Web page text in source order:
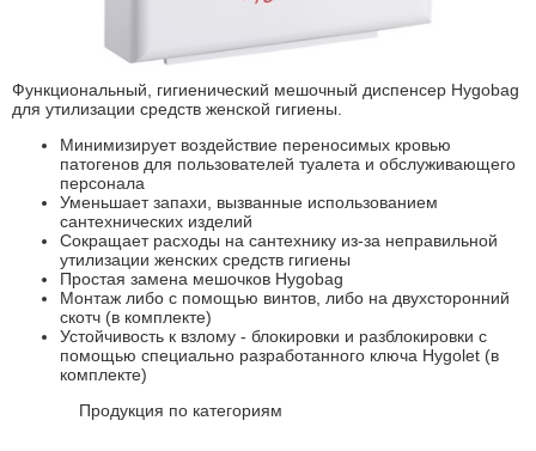
Функциональный, гигиенический мешочный диспенсер Hygobag
для утилизации средств женской гигиены.
Минимизирует воздействие переносимых кровью
патогенов для пользователей туалета и обслуживающего
персонала
Уменьшает запахи, вызванные использованием
сантехнических изделий
Сокращает расходы на сантехнику из-за неправильной
утилизации женских средств гигиены
Простая замена мешочков Hygobag
Монтаж либо с помощью винтов, либо на двухсторонний
скотч (в комплекте)
Устойчивость к взлому - блокировки и разблокировки с
помощью специально разработанного ключа Hygolet (в
комплекте)
Продукция по категориям